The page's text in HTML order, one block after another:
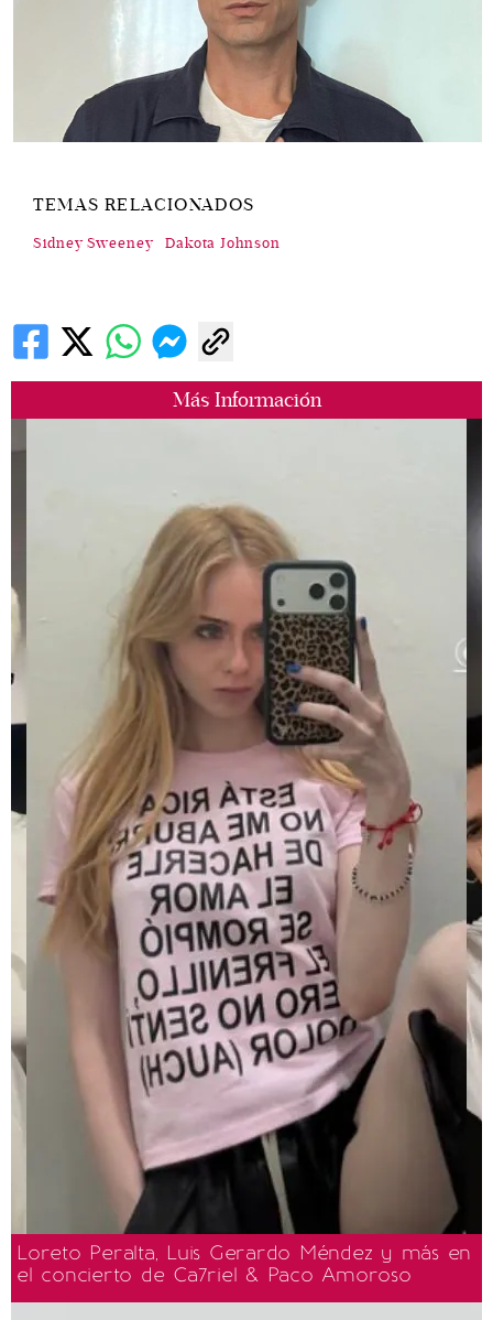
Más Información
Loreto Peralta, Luis Gerardo Méndez y más en
el concierto de Ca7riel & Paco Amoroso
TEMAS RELACIONADOS
Sidney Sweeney Dakota Johnson